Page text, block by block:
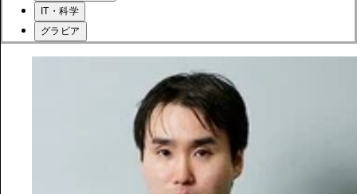
IT・科学
グラビア